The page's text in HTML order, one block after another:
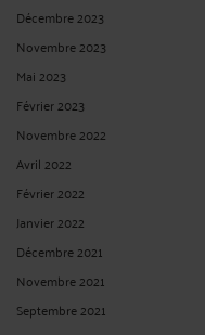
Décembre 2023
Novembre 2023
Mai 2023
Février 2023
Novembre 2022
Avril 2022
Février 2022
Janvier 2022
Décembre 2021
Novembre 2021
Septembre 2021